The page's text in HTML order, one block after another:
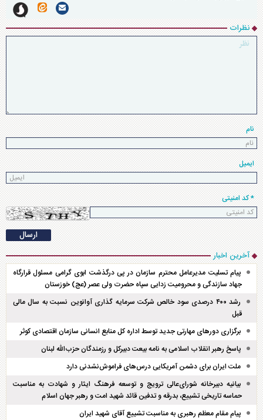
نظرات
نام
ایمیل
* کد امنیتی
آخرین اخبار
پیام تسلیت مدیرعامل محترم سازمان در پی درگذشت ابوی گرامی مسئول قرارگاه
جهاد سازندگی و محرومیت زدایی سپاه حضرت ولی عصر (عج) خوزستان
رشد ۴۰۰ درصدی سود خالص شرکت سرمایه گذاری آوانوین نسبت به سال مالی
قبل
برگزاری دور‌های مهارتی جدید توسط اداره کل منابع انسانی سازمان اقتصادی کوثر
پاسخ رهبر انقلاب اسلامی به نامه بیعت دبیرکل و رزمندگان حزب‌الله لبنان
ملت ایران برای دشمن آمریکایی درس‌های فراموش‌نشدنی دارد
بیانیه دبیرخانه شورای‌عالی ترویج و توسعه فرهنگ ایثار و شهادت به مناسبت
حماسه تاریخی تشییع، بدرقه و تدفین قائد شهید امت و رهبر جهان اسلام
پیام مقام معظم رهبری به مناسبت تشییع آقای شهید ایران